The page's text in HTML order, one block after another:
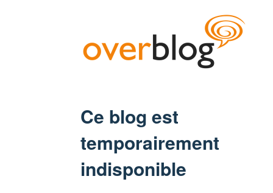
Ce blog est
temporairement
indisponible